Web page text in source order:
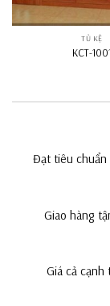
TỦ KỆ
KCT-1001
Đạt tiêu chuẩn
Giao hàng
Giá cả cạnh